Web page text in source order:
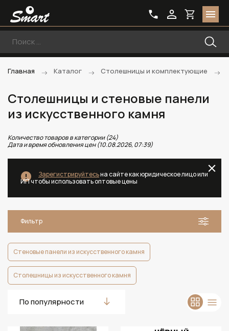
Главная Каталог Столешницы и комплектующие
Столешницы и стеновые панели
из искусственного камня
Количество товаров в категории (24)
Дата и время обновления цен (10.08.2026, 07:39)
Зарегистрируйтесьна сайте как юридическое лицо или
ИП чтобы использовать оптовые цены
Фильтр
Стеновые панели из искусственного камня
Столешницы из искусственного камня
По популярности